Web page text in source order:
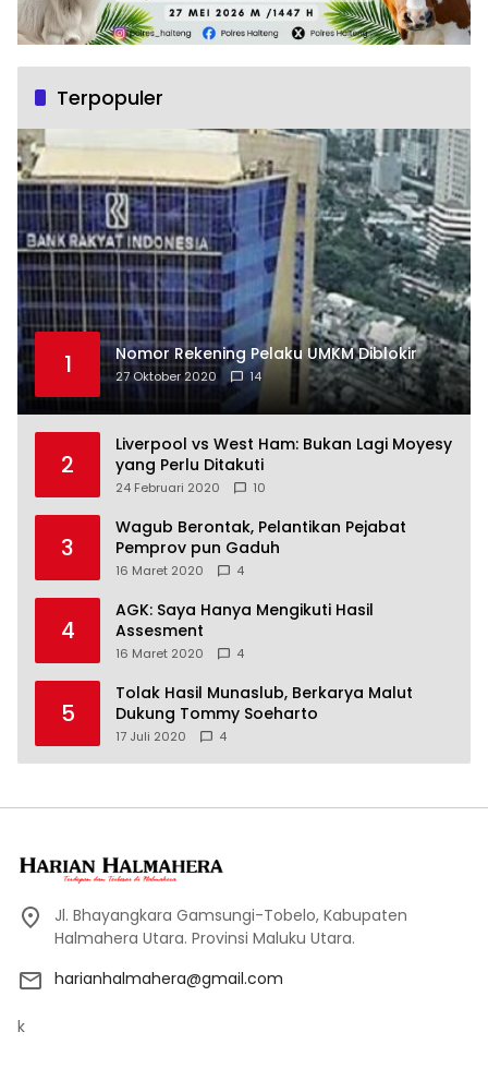
Terpopuler
1 Nomor Rekening Pelaku UMKM Diblokir
27 Oktober 2020 14
2
Liverpool vs West Ham: Bukan Lagi Moyesy
yang Perlu Ditakuti
24 Februari 2020 10
3
Wagub Berontak, Pelantikan Pejabat
Pemprov pun Gaduh
16 Maret 2020 4
4
AGK: Saya Hanya Mengikuti Hasil
Assesment
16 Maret 2020 4
5
Tolak Hasil Munaslub, Berkarya Malut
Dukung Tommy Soeharto
17 Juli 2020 4
Jl. Bhayangkara Gamsungi-Tobelo, Kabupaten
Halmahera Utara. Provinsi Maluku Utara.
harianhalmahera@gmail.com
k